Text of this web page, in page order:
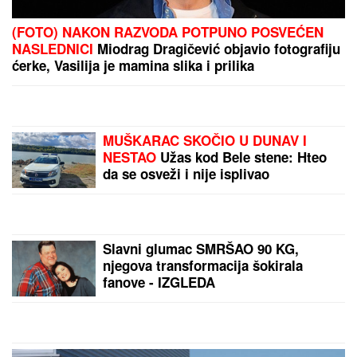
(FOTO) TORTA U OBLIKU SRCA, LATICE PO PODU